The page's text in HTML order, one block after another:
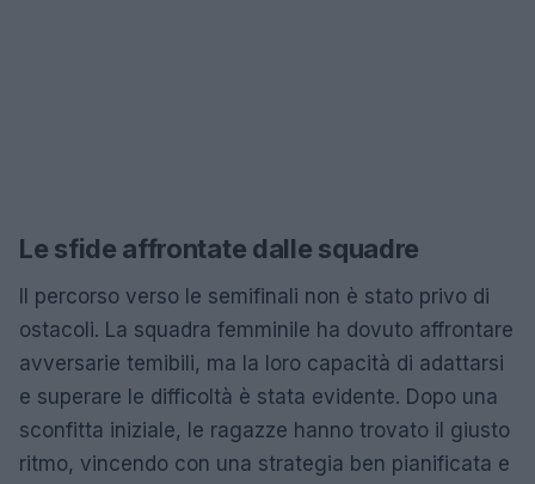
Le sfide affrontate dalle squadre
Il percorso verso le semifinali non è stato privo di
ostacoli. La squadra femminile ha dovuto affrontare
avversarie temibili, ma la loro capacità di adattarsi
e superare le difficoltà è stata evidente. Dopo una
sconfitta iniziale, le ragazze hanno trovato il giusto
ritmo, vincendo con una strategia ben pianificata e